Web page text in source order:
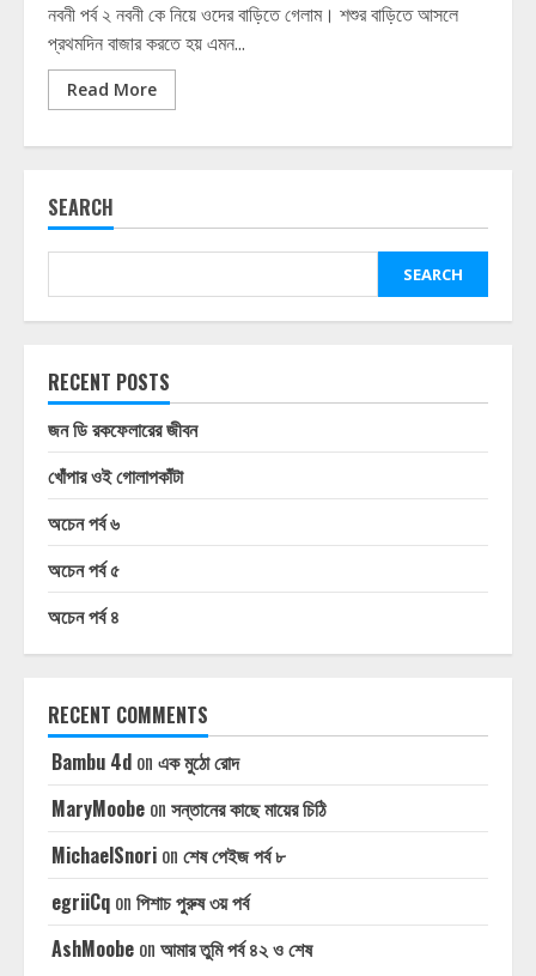
নবনী পর্ব ২ নবনী কে নিয়ে ওদের বাড়িতে গেলাম। শশুর বাড়িতে আসলে
প্রথমদিন বাজার করতে হয় এমন...
Read More
SEARCH
SEARCH
RECENT POSTS
জন ডি রকফেলারের জীবন
খোঁপার ওই গোলাপকাঁটা
অচেন পর্ব ৬
অচেন পর্ব ৫
অচেন পর্ব ৪
RECENT COMMENTS
Bambu 4d on এক মুঠো রোদ
MaryMoobe on সন্তানের কাছে মায়ের চিঠি
MichaelSnori on শেষ পেইজ পর্ব ৮
egriiCq on পিশাচ পুরুষ ৩য় পর্ব
AshMoobe on আমার তুমি পর্ব ৪২ ও শেষ